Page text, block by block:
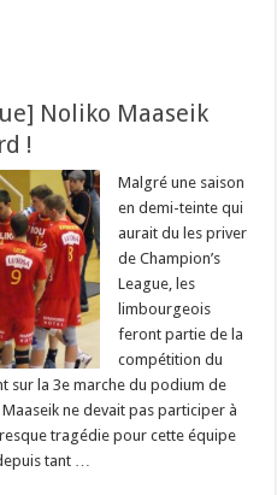
Noliko Maaseik
!
Malgré une saison
en demi-teinte qui
aurait du les priver
de Champion’s
League, les
limbourgeois
feront partie de la
compétition du
la 3e marche du podium de
ne devait pas participer à
tragédie pour cette équipe
tant …